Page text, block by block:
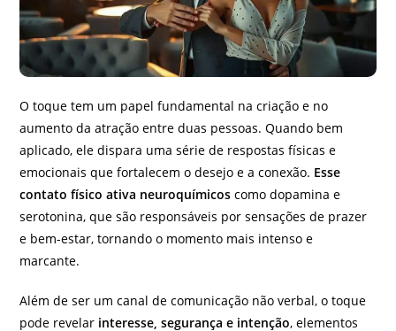
O toque tem um papel fundamental na criação e no
aumento da atração entre duas pessoas. Quando bem
aplicado, ele dispara uma série de respostas físicas e
emocionais que fortalecem o desejo e a conexão. Esse
contato físico ativa neuroquímicos como dopamina e
serotonina, que são responsáveis por sensações de prazer
e bem-estar, tornando o momento mais intenso e
marcante.
Além de ser um canal de comunicação não verbal, o toque
pode revelar interesse, segurança e intenção, elementos